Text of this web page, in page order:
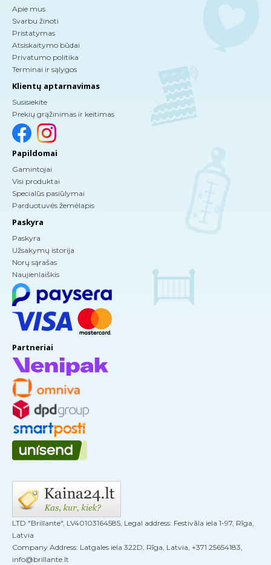
Apie mus
Svarbu žinoti
Pristatymas
Atsiskaitymo būdai
Privatumo politika
Terminai ir sąlygos
Klientų aptarnavimas
Susisiekite
Prekių grąžinimas ir keitimas
Papildomai
Gamintojai
Visi produktai
Specialūs pasiūlymai
Parduotuvės žemėlapis
Paskyra
Paskyra
Užsakymų istorija
Norų sąrašas
Naujienlaiškis
Partneriai
LTD "Brillante", LV40103164585, Legal address: Festivāla iela 1-97, Rīga,
Latvia
Company Address: Latgales iela 322D, Rīga, Latvia, +371 25654183,
info@brillante.lt